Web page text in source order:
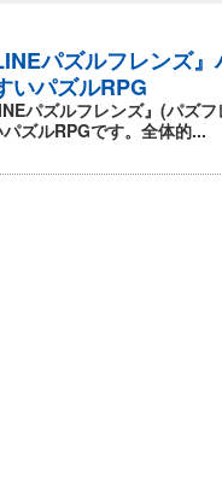
サポート！
クかつダイナミック！
ろう♪
生き物と供にどこに向
ゴン狩り…
パズルフレンズ
いパズルRPG
パズルフレンズ』(パズ
ズルRPGです。全体的...